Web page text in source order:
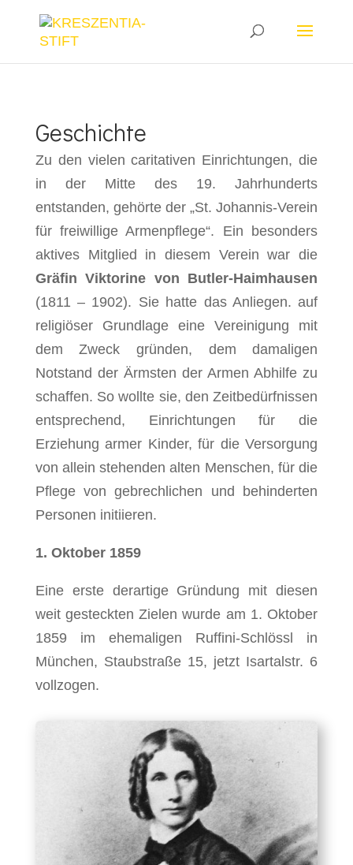
28aa7ia8s3d204bc3am8vj36gxgz6z
Geschichte
Zu den vielen caritativen Einrichtungen, die
in der Mitte des 19. Jahrhunderts
entstanden, gehörte der „St. Johannis-Verein
für freiwillige Armenpflege“. Ein besonders
aktives Mitglied in diesem Verein war die
Gräfin Viktorine von Butler-Haimhausen
(1811 – 1902). Sie hatte das Anliegen. auf
religiöser Grundlage eine Vereinigung mit
dem Zweck gründen, dem damaligen
Notstand der Ärmsten der Armen Abhilfe zu
schaffen. So wollte sie, den Zeitbedürfnissen
entsprechend, Einrichtungen für die
Erziehung armer Kinder, für die Versorgung
von allein stehenden alten Menschen, für die
Pflege von gebrechlichen und behinderten
Personen initiieren.
1. Oktober 1859
Eine erste derartige Gründung mit diesen
weit gesteckten Zielen wurde am 1. Oktober
1859 im ehemaligen Ruffini-Schlössl in
München, Staubstraße 15, jetzt Isartalstr. 6
vollzogen.